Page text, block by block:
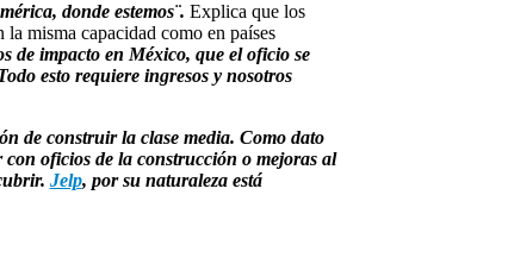
donde estemos¨. Explica que los
misma capacidad como en países
de impacto en México, que el oficio se
esto requiere ingresos y nosotros
de construir la clase media. Como dato
oficios de la construcción o mejoras al
Jelp, por su naturaleza está